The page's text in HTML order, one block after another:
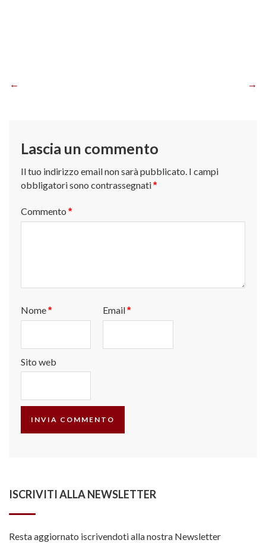
Navigazione
Lascia un commento
Il tuo indirizzo email non sarà pubblicato. I campi
obbligatori sono contrassegnati*
Commento *
Nome* Email*
Sito web
ISCRIVITI ALLA NEWSLETTER
Resta aggiornato iscrivendoti alla nostra Newsletter